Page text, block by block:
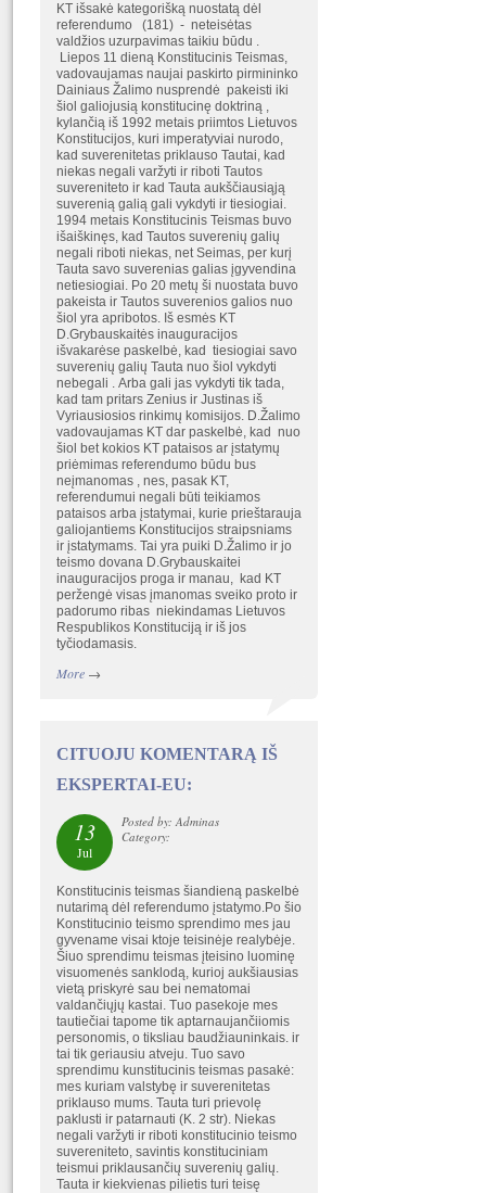
KT išsakė kategorišką nuostatą dėl
referendumo (181) - neteisėtas
valdžios uzurpavimas taikiu būdu .
Liepos 11 dieną Konstitucinis Teismas,
vadovaujamas naujai paskirto pirmininko
Dainiaus Žalimo nusprendė pakeisti iki
šiol galiojusią konstitucinę doktriną ,
kylančią iš 1992 metais priimtos Lietuvos
Konstitucijos, kuri imperatyviai nurodo,
kad suverenitetas priklauso Tautai, kad
niekas negali varžyti ir riboti Tautos
suvereniteto ir kad Tauta aukščiausiąją
suverenią galią gali vykdyti ir tiesiogiai.
1994 metais Konstitucinis Teismas buvo
išaiškinęs, kad Tautos suverenių galių
negali riboti niekas, net Seimas, per kurį
Tauta savo suverenias galias įgyvendina
netiesiogiai. Po 20 metų ši nuostata buvo
pakeista ir Tautos suverenios galios nuo
šiol yra apribotos. Iš esmės KT
D.Grybauskaitės inauguracijos
išvakarėse paskelbė, kad tiesiogiai savo
suverenių galių Tauta nuo šiol vykdyti
nebegali . Arba gali jas vykdyti tik tada,
kad tam pritars Zenius ir Justinas iš
Vyriausiosios rinkimų komisijos. D.Žalimo
vadovaujamas KT dar paskelbė, kad nuo
šiol bet kokios KT pataisos ar įstatymų
priėmimas referendumo būdu bus
neįmanomas , nes, pasak KT,
referendumui negali būti teikiamos
pataisos arba įstatymai, kurie prieštarauja
galiojantiems Konstitucijos straipsniams
ir įstatymams. Tai yra puiki D.Žalimo ir jo
teismo dovana D.Grybauskaitei
inauguracijos proga ir manau, kad KT
peržengė visas įmanomas sveiko proto ir
padorumo ribas niekindamas Lietuvos
Respublikos Konstituciją ir iš jos
tyčiodamasis.
More→
CITUOJU KOMENTARĄ IŠ
EKSPERTAI-EU:
13
Jul
Posted by: Adminas
Category:
Konstitucinis teismas šiandieną paskelbė
nutarimą dėl referendumo įstatymo.Po šio
Konstitucinio teismo sprendimo mes jau
gyvename visai ktoje teisinėje realybėje.
Šiuo sprendimu teismas įteisino luominę
visuomenės sanklodą, kurioj aukšiausias
vietą priskyrė sau bei nematomai
valdančiųjų kastai. Tuo pasekoje mes
tautiečiai tapome tik aptarnaujančiiomis
personomis, o tiksliau baudžiauninkais. ir
tai tik geriausiu atveju. Tuo savo
sprendimu kunstitucinis teismas pasakė:
mes kuriam valstybę ir suverenitetas
priklauso mums. Tauta turi prievolę
paklusti ir patarnauti (K. 2 str). Niekas
negali varžyti ir riboti konstitucinio teismo
suvereniteto, savintis konstituciniam
teismui priklausančių suverenių galių.
Tauta ir kiekvienas pilietis turi teisę